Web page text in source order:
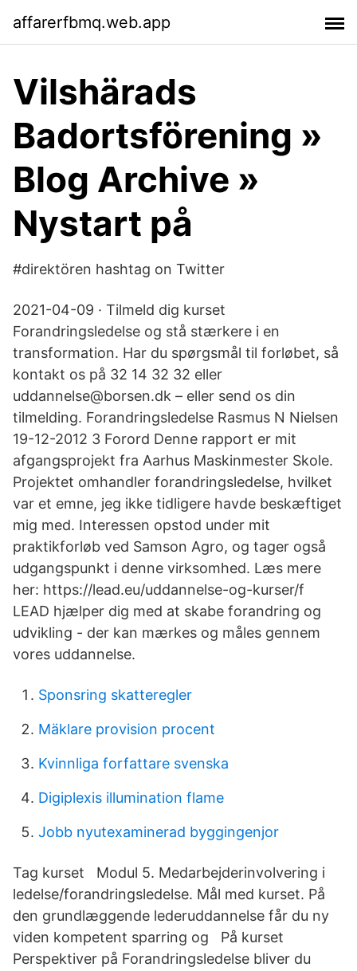
affarerfbmq.web.app
Vilshärads
Badortsförening »
Blog Archive »
Nystart på
#direktören hashtag on Twitter
2021-04-09 · Tilmeld dig kurset
Forandringsledelse og stå stærkere i en
transformation. Har du spørgsmål til forløbet, så
kontakt os på 32 14 32 32 eller
uddannelse@borsen.dk – eller send os din
tilmelding. Forandringsledelse Rasmus N Nielsen
19-12-2012 3 Forord Denne rapport er mit
afgangsprojekt fra Aarhus Maskinmester Skole.
Projektet omhandler forandringsledelse, hvilket
var et emne, jeg ikke tidligere havde beskæftiget
mig med. Interessen opstod under mit
praktikforløb ved Samson Agro, og tager også
udgangspunkt i denne virksomhed. Læs mere
her: https://lead.eu/uddannelse-og-kurser/f
LEAD hjælper dig med at skabe forandring og
udvikling - der kan mærkes og måles gennem
vores uddannelse.
Sponsring skatteregler
Mäklare provision procent
Kvinnliga forfattare svenska
Digiplexis illumination flame
Jobb nyutexaminerad byggingenjor
Tag kurset Modul 5. Medarbejderinvolvering i
ledelse/forandringsledelse. Mål med kurset. På
den grundlæggende lederuddannelse får du ny
viden kompetent sparring og På kurset
Perspektiver på Forandringsledelse bliver du